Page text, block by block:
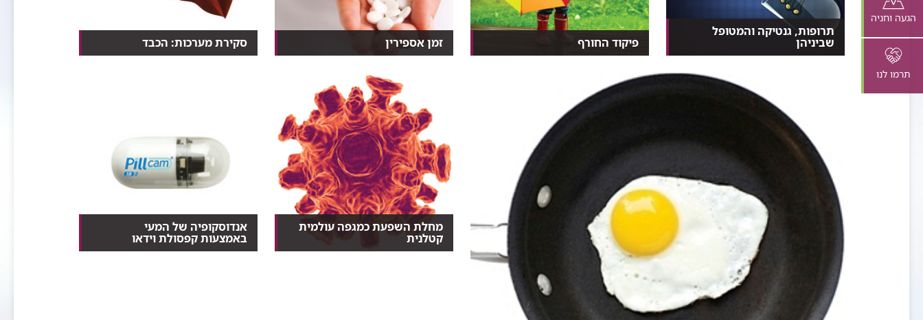
הגעה וחניה
תרמו לנו
תרופות, גנטיקה והמטופל
שביניהן
תשכחו ממינון תרופתי על סמך גובה,
פיקוד החורף
למה הנגיפים והחיידקים תוקפים
אותנו דווקא בחורף? מה...
זמן אספירין
איך הפך האספירין מתרופה משככת
כאבים לתרופה המונעת...
סקירת מערכות: הכבד
10 דברים שלא ידעתם על בית
מחלת השפעת כמגפה עולמית
קטלנית
השפעת, אותה מחלה שנקראה פעם
אנדוסקופיה של המעי
באמצעות קפסולת וידאו
גלולה זעירה, שנבלעת עם מעט מים